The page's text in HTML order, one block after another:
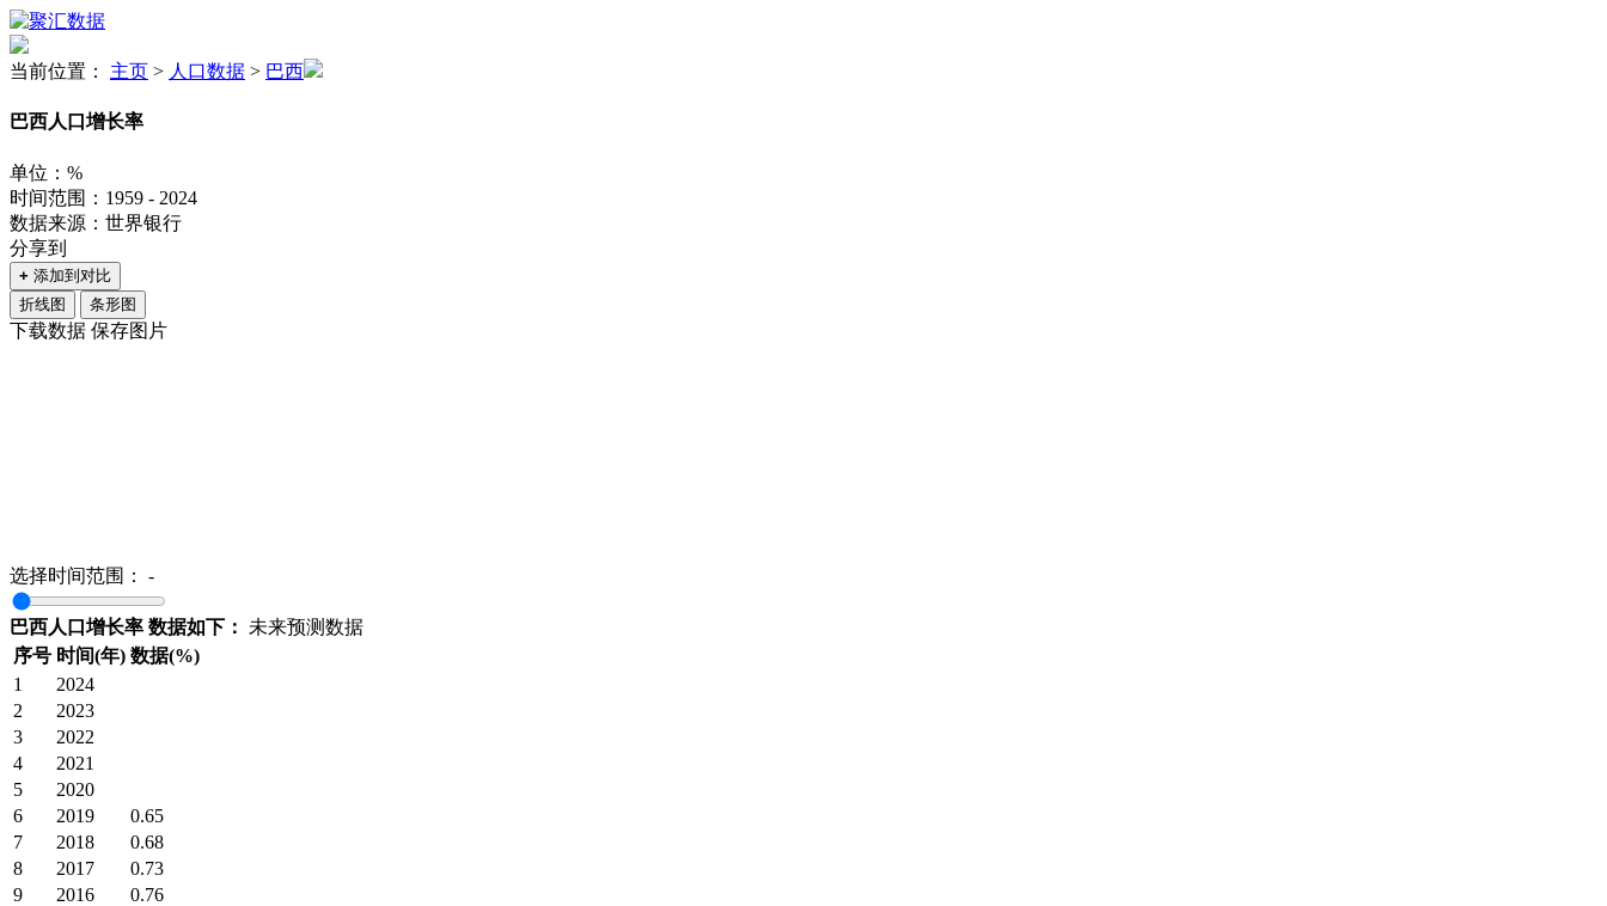
当前位置： 主页 > 人口数据 > 巴西
巴西人口增长率
单位：%
时间范围：1959 - 2024
数据来源：世界银行
分享到
+ 添加到对比
折线图
条形图
下载数据 保存图片
选择时间范围： -
巴西人口增长率 数据如下：
未来预测数据
序号 时间(年) 数据(%)
1
2024
2
2023
3
2022
4
2021
5
2020
6
2019
0.65
7
2018
0.68
8
2017
0.73
9
2016
0.76